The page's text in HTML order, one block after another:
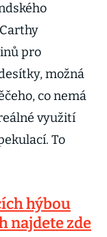
pro
možná
co nemá
využití
To
hýbou
najdete zde